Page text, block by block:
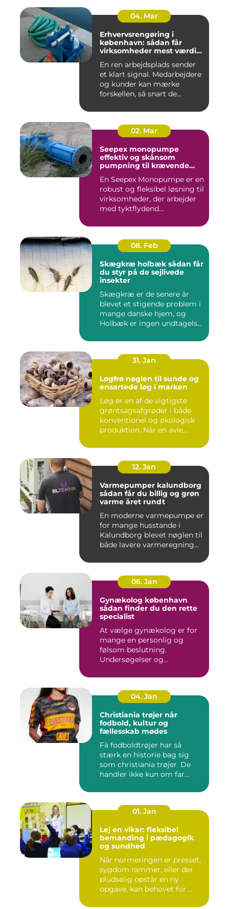
04. Mar
Erhvervsrengøring i
københavn: sådan får
virksomheder mest værdi
En ren arbejdsplads sender
et klart signal. Medarbejdere
og kunder kan mærke
forskellen, så snart de...
02. Mar
Seepex monopumpe
effektiv og skånsom
pumpning til krævende
En Seepex Monopumpe er en
robust og fleksibel løsning til
virksomheder, der arbejder
med tyktflydend...
08. Feb
Skægkræ holbæk sådan får
du styr på de sejlivede
insekter
Skægkræ er de senere år
blevet et stigende problem i
mange danske hjem, og
Holbæk er ingen undtagels...
31. Jan
Løgfrø nøglen til sunde og
ensartede løg i marken
Løg er en af de vigtigste
grøntsagsafgrøder i både
konventionel og økologisk
produktion. Når en avle...
12. Jan
Varmepumper kalundborg
sådan får du billig og grøn
varme året rundt
En moderne varmepumpe er
for mange husstande i
Kalundborg blevet nøglen til
både lavere varmeregning...
06. Jan
Gynækolog københavn
sådan finder du den rette
specialist
At vælge gynækolog er for
mange en personlig og
følsom beslutning.
Undersøgelser og
04. Jan
Christiania trøjer når
fodbold, kultur og
fællesskab mødes
Få fodboldtrøjer har så
stærk en historie bag sig
som christiania trøjer. De
handler ikke kun om far...
01. Jan
Lej en vikar: fleksibel
bemanding i pædagogik
og sundhed
Når normeringen er presset,
sygdom rammer, eller der
pludselig opstår en ny
opgave, kan behovet for ...